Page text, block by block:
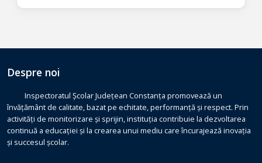
Despre noi
Inspectoratul Școlar Județean Constanța promovează un
învățământ de calitate, bazat pe echitate, performanță și respect. Prin
activități de monitorizare și sprijin, instituția contribuie la dezvoltarea
continuă a educației și la crearea unui mediu care încurajează inovația
și succesul școlar.